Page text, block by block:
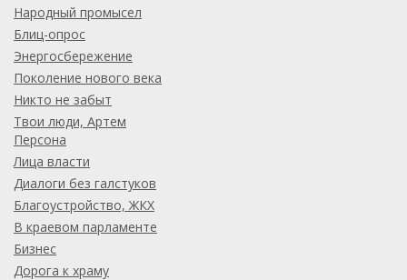
Народный промысел
Блиц-опрос
Энергосбережение
Поколение нового века
Никто не забыт
Твои люди, Артем
Персона
Лица власти
Диалоги без галстуков
Благоустройство, ЖКХ
В краевом парламенте
Бизнес
Дорога к храму